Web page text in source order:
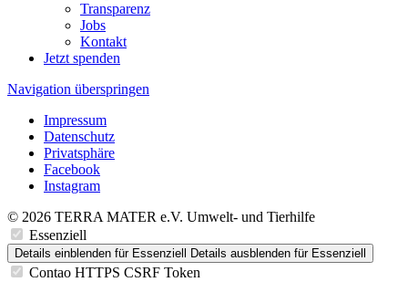
Transparenz
Jobs
Kontakt
Jetzt spenden
Navigation überspringen
Impressum
Datenschutz
Privatsphäre
Facebook
Instagram
© 2026 TERRA MATER e.V. Umwelt- und Tierhilfe
Essenziell
Details einblenden für Essenziell Details ausblenden für Essenziell
Contao HTTPS CSRF Token